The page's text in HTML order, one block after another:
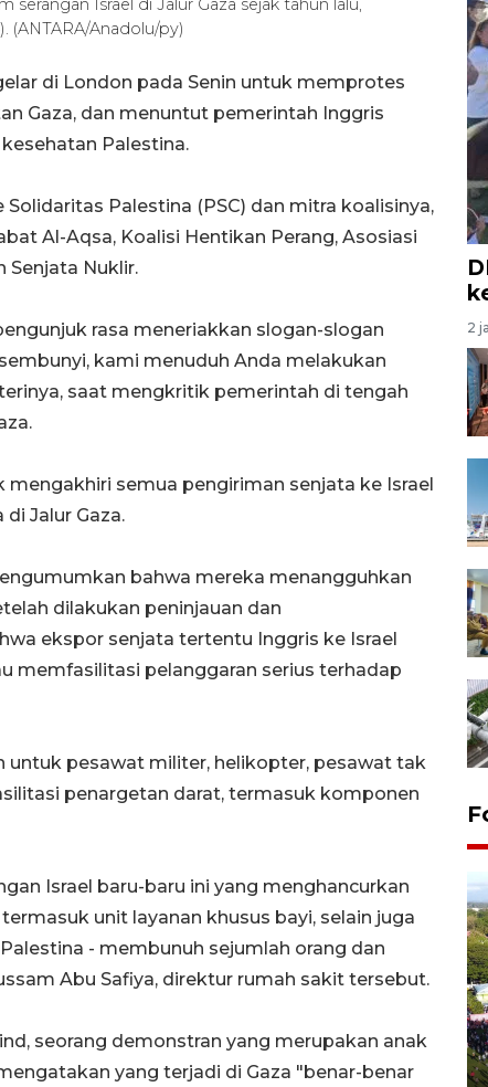
Israel di Jalur Gaza sejak tahun lalu,
(ANTARA/Anadolu/py)
di London pada Senin untuk memprotes
Gaza, dan menuntut pemerintah Inggris
Palestina.
Palestina (PSC) dan mitra koalisinya,
Al-Aqsa, Koalisi Hentikan Perang, Asosiasi
Senjata Nuklir.
rasa meneriakkan slogan-slogan
kami menuduh Anda melakukan
saat mengkritik pemerintah di tengah
semua pengiriman senjata ke Israel
Jalur Gaza.
bahwa mereka menangguhkan
dilakukan peninjauan dan
ekspor senjata tertentu Inggris ke Israel
memfasilitasi pelanggaran serius terhadap
pesawat militer, helikopter, pesawat tak
penargetan darat, termasuk komponen
Israel baru-baru ini yang menghancurkan
unit layanan khusus bayi, selain juga
- membunuh sejumlah orang dan
Abu Safiya, direktur rumah sakit tersebut.
seorang demonstran yang merupakan anak
yang terjadi di Gaza "benar-benar
2
REPUBLIK INDONESIA DI
GORONTALO